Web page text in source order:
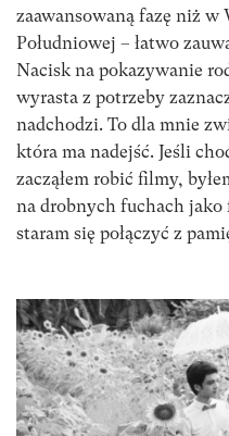
zaawansowaną fazę niż
Południowej – łatwo
Nacisk na pokazywanie
wyrasta z potrzeby
nadchodzi. To dla mnie
która ma nadejść. Jeśli
zacząłem robić filmy,
na drobnych fuchach
staram się połączyć z